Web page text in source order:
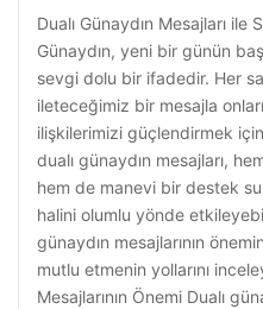
Dualı Günaydın Mesajları
Günaydın, yeni bir günün
sevgi dolu bir ifadedir. Her
ileteceğimiz bir mesajla
ilişkilerimizi güçlendirmek
dualı günaydın mesajları,
hem de manevi bir destek
halini olumlu yönde
günaydın mesajlarının
mutlu etmenin yollarını
Mesajlarının Önemi Dualı